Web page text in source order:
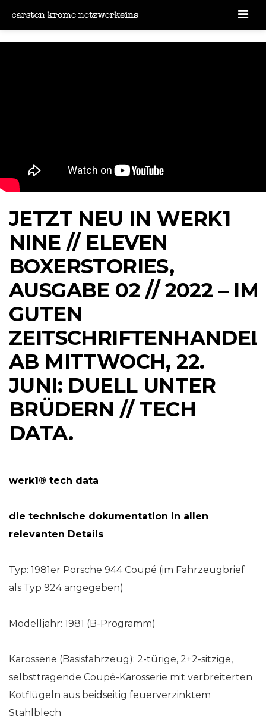
JETZT NEU IN WERK1
NINE // ELEVEN
BOXERSTORIES,
AUSGABE 02 // 2022 – IM
GUTEN
ZEITSCHRIFTENHANDEL
AB MITTWOCH, 22.
JUNI: DUELL UNTER
BRÜDERN // TECH
DATA.
werk1® tech data
die technische dokumentation in allen
relevanten Details
Typ: 1981er Porsche 944 Coupé (im Fahrzeugbrief
als Typ 924 angegeben)
Modelljahr: 1981 (B-Programm)
Karosserie (Basisfahrzeug): 2-türige, 2+2-sitzige,
selbsttragende Coupé-Karosserie mit verbreiterten
Kotflügeln aus beidseitig feuerverzinktem
Stahlblech